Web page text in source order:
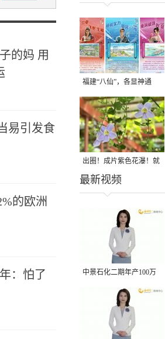
的妈 用
易引发食
的欧洲
：怕了
福建“八仙”，各显神通
出圈！成片紫色花瀑！就
在光明港公园
最新视频
中景石化二期年产100万
吨丙烷脱氢项目建成中交